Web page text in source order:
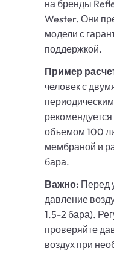
на бренды
Wester. Они
модели с
поддержкой.
Пример
человек с
объемом 100
мембраной и
бара.
Важно: Перед
давление
1.5-2 бара).
проверяйте
воздух при